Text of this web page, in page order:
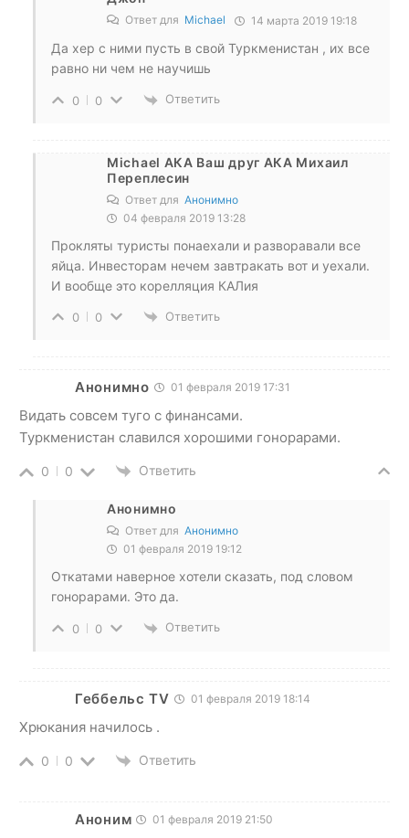
Ответ для Michael 14 марта 2019 19:18
Да хер с ними пусть в свой Туркменистан , их все
равно ни чем не научишь
0 0 Ответить
Michael АКА Ваш друг АКА Михаил
Переплесин
Ответ для Анонимно
04 февраля 2019 13:28
Прокляты туристы понаехали и разворавали все
яйца. Инвесторам нечем завтракать вот и уехали.
И вообще это корелляция КАЛия
0 0 Ответить
Анонимно 01 февраля 2019 17:31
Видать совсем туго с финансами.
Туркменистан славился хорошими гонорарами.
0 0 Ответить
Анонимно
Ответ для Анонимно
01 февраля 2019 19:12
Откатами наверное хотели сказать, под словом
гонорарами. Это да.
0 0 Ответить
Геббельс TV 01 февраля 2019 18:14
Хрюкания начилось .
0 0 Ответить
Аноним 01 февраля 2019 21:50